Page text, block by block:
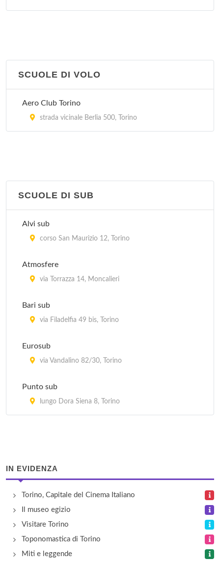
via Cavalli 20/a, Torino
SCUOLE DI VOLO
Aero Club Torino
strada vicinale Berlia 500, Torino
SCUOLE DI SUB
Alvi sub
corso San Maurizio 12, Torino
Atmosfere
via Torrazza 14, Moncalieri
Bari sub
via Filadelfia 49 bis, Torino
Eurosub
via Vandalino 82/30, Torino
Punto sub
lungo Dora Siena 8, Torino
IN EVIDENZA
Torino, Capitale del Cinema Italiano
Il museo egizio
Visitare Torino
Toponomastica di Torino
Miti e leggende